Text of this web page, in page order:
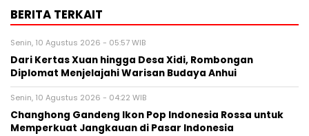
BERITA TERKAIT
Senin, 10 Agustus 2026 - 05:57 WIB
Dari Kertas Xuan hingga Desa Xidi, Rombongan
Diplomat Menjelajahi Warisan Budaya Anhui
Senin, 10 Agustus 2026 - 04:22 WIB
Changhong Gandeng Ikon Pop Indonesia Rossa untuk
Memperkuat Jangkauan di Pasar Indonesia